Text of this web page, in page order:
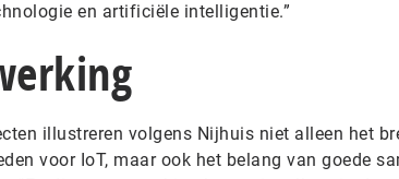
en artificiële intelligentie.”
illustreren volgens Nijhuis niet alleen het
voor IoT, maar ook het belang van goede